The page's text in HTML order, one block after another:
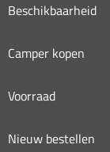
Beschikbaarheid
Camper kopen
Voorraad
Nieuw bestellen